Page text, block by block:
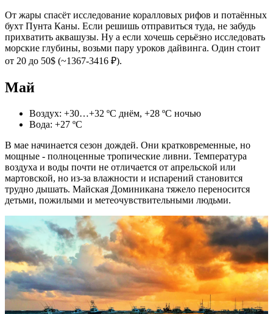
От жары спасёт исследование коралловых рифов и потаённых
бухт Пунта Каны. Если решишь отправиться туда, не забудь
прихватить аквашузы. Ну а если хочешь серьёзно исследовать
морские глубины, возьми пару уроков дайвинга. Один стоит
от 20 до 50$ (~1367-3416 ₽).
Май
Воздух: +30…+32 ºС днём, +28 ºС ночью
Вода: +27 ºС
В мае начинается сезон дождей. Они кратковременные, но
мощные - полноценные тропические ливни. Температура
воздуха и воды почти не отличается от апрельской или
мартовской, но из-за влажности и испарений становится
трудно дышать. Майская Доминикана тяжело переносится
детьми, пожилыми и метеочувствительными людьми.